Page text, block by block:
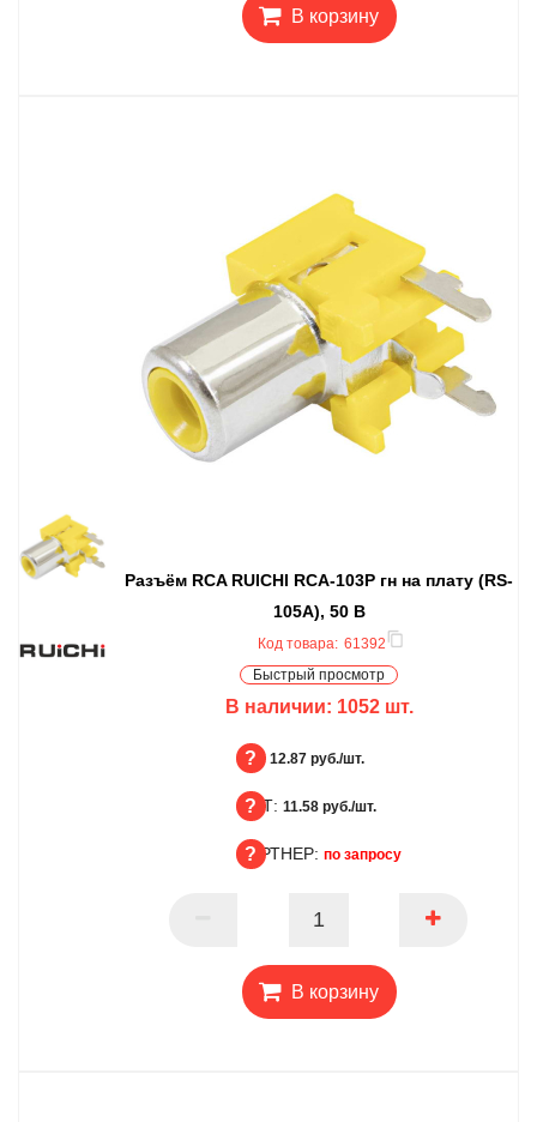
В корзину
Разъём RCA RUICHI RCA-103P гн на плату (RS-
105A), 50 В
Код товара: 61392
Быстрый просмотр
В наличии: 1052шт.
БЦ: 12.87 руб./шт.
ОПТ: 11.58 руб./шт.
ПАРТНЕР: по запросу
В корзину